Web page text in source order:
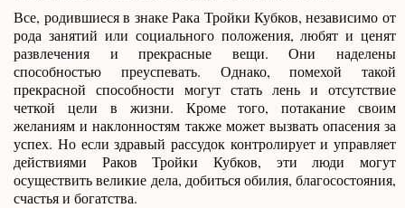
Все, родившиеся в знаке Рака Тройки Кубков, независимо от
рода занятий или социального положения, любят и ценят
развлечения и прекрасные вещи. Они наделены
способностью преуспевать. Однако, помехой такой
прекрасной способности могут стать лень и отсутствие
четкой цели в жизни. Кроме того, потакание своим
желаниям и наклонностям также может вызвать опасения за
успех. Но если здравый рассудок контролирует и управляет
действиями Раков Тройки Кубков, эти люди могут
осуществить великие дела, добиться обилия, благосостояния,
счастья и богатства.